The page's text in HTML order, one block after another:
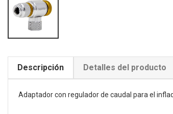
Descripción Detalles del producto
Adaptador con regulador de caudal para el